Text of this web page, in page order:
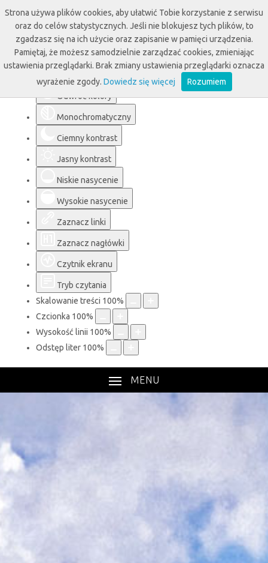
Ułatwienia dostępu
Odwróć kolory
Monochromatyczny
Ciemny kontrast
Jasny kontrast
Niskie nasycenie
Wysokie nasycenie
Zaznacz linki
Zaznacz nagłówki
Czytnik ekranu
Tryb czytania
Skalowanie treści 100%
Czcionka 100%
Wysokość linii 100%
Odstęp liter 100%
MENU
Strona używa plików cookies, aby ułatwić Tobie korzystanie z serwisu
oraz do celów statystycznych. Jeśli nie blokujesz tych plików, to
zgadzasz się na ich użycie oraz zapisanie w pamięci urządzenia.
Pamiętaj, że możesz samodzielnie zarządzać cookies, zmieniając
ustawienia przeglądarki. Brak zmiany ustawienia przeglądarki oznacza
wyrażenie zgody. Dowiedz się więcej Rozumiem